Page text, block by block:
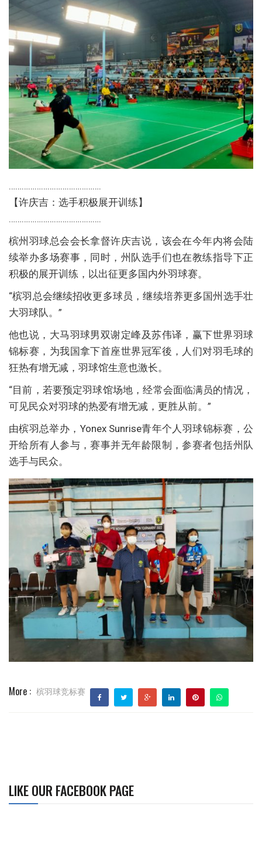
…………………………………….
【许庆吉：选手积极展开训练】
…………………………………….
槟州羽球总会会长拿督许庆吉说，该会在今年内将会陆
续举办多场赛事，同时，州队选手们也在教练指导下正
积极的展开训练，以出征更多国内外羽球赛。
“槟羽总会继续招收更多球员，继续培养更多国州选手壮
大羽球队。”
他也说，大马羽球男双谢定峰及苏伟译，赢下世界羽球
锦标赛，为我国拿下首座世界冠军後，人们对羽毛球的
狂热有增无减，羽球馆生意也激长。
“目前，若要预定羽球馆场地，经常会面临满员的情况，
可见民众对羽球的热爱有增无减，更胜从前。”
由槟羽总举办，Yonex Sunrise青年个人羽球锦标赛，公
开给所有人参与，赛事并无年龄限制，参赛者包括州队
选手与民众。
More : 槟羽球竞标赛
LIKE OUR FACEBOOK PAGE